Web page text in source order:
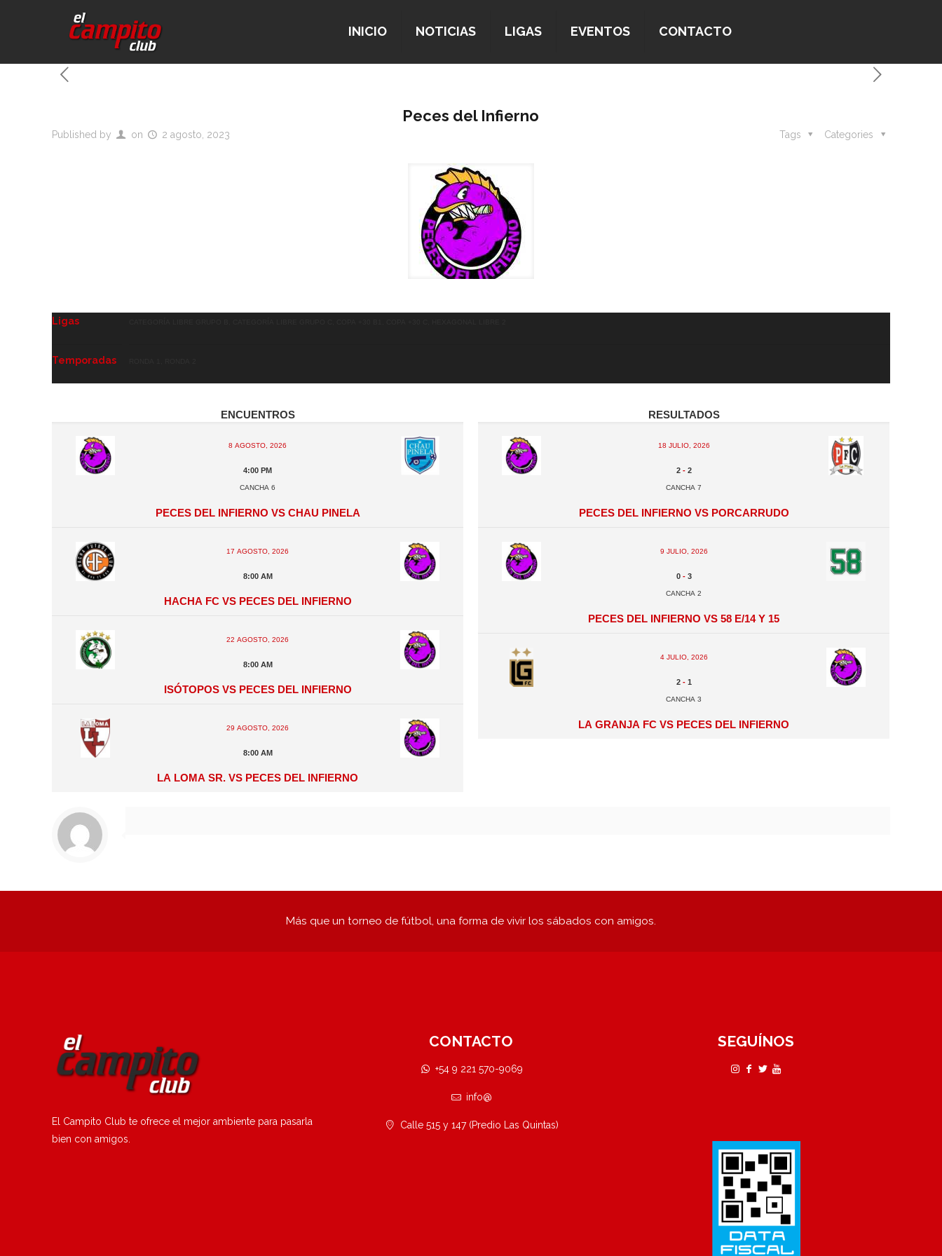
INICIO NOTICIAS LIGAS EVENTOS CONTACTO
Peces del Infierno
Published by on 2 agosto, 2023 Categories
Tags
Ligas
Temporadas
Encuentros
8 agosto, 2026
4:00 pm
Cancha 6
Peces del Infierno vs Chau Pinela
17 agosto, 2026
8:00 am
Hacha FC vs Peces del Infierno
22 agosto, 2026
8:00 am
Isótopos vs Peces del Infierno
29 agosto, 2026
8:00 am
La Loma Sr. vs Peces del Infierno
Resultados
18 julio, 2026
2-2
Cancha 7
Peces del Infierno vs Porcarrudo
9 julio, 2026
0-3
Cancha 2
Peces del Infierno vs 58 e/14 y 15
4 julio, 2026
2-1
Cancha 3
La Granja FC vs Peces del Infierno
Más que un torneo de fútbol, una forma de vivir los sábados con amigos.
El Campito Club te ofrece el mejor ambiente para pasarla
bien con amigos.
CONTACTO
+54 9 221 570-9069
info@
Calle 515 y 147 (Predio Las Quintas)
SEGUÍNOS